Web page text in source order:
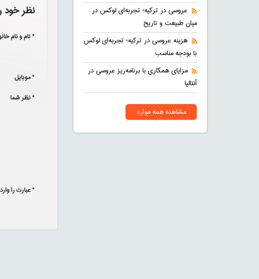
نظر خود
* نام و نام
* موبایل
* نظر شما
* عبارت را
عروسی در ترکیه؛ تجربه‌ای لوکس در
میان طبیعت و تاریخ
هزینه عروسی در ترکیه؛ تجربه‌ای لوکس
با بودجه مناسب
مزایای همکاری با برنامه‌ریز عروسی در
آنتالیا
مشاهده همه موارد